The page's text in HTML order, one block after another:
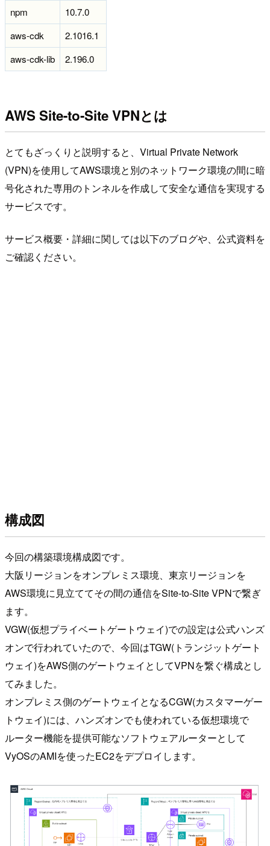
npm
10.7.0
aws-cdk
2.1016.1
aws-cdk-lib
2.196.0
AWS Site-to-Site VPNとは
とてもざっくりと説明すると、Virtual Private Network
(VPN)を使用してAWS環境と別のネットワーク環境の間に暗
号化された専用のトンネルを作成して安全な通信を実現する
サービスです。
サービス概要・詳細に関しては以下のブログや、公式資料を
ご確認ください。
構成図
今回の構築環境構成図です。
大阪リージョンをオンプレミス環境、東京リージョンを
AWS環境に見立ててその間の通信をSite-to-Site VPNで繋ぎ
ます。
VGW(仮想プライベートゲートウェイ)での設定は公式ハンズ
オンで行われていたので、今回はTGW(トランジットゲート
ウェイ)をAWS側のゲートウェイとしてVPNを繋ぐ構成とし
てみました。
オンプレミス側のゲートウェイとなるCGW(カスタマーゲー
トウェイ)には、ハンズオンでも使われている仮想環境で
ルーター機能を提供可能なソフトウェアルーターとして
VyOSのAMIを使ったEC2をデプロイします。